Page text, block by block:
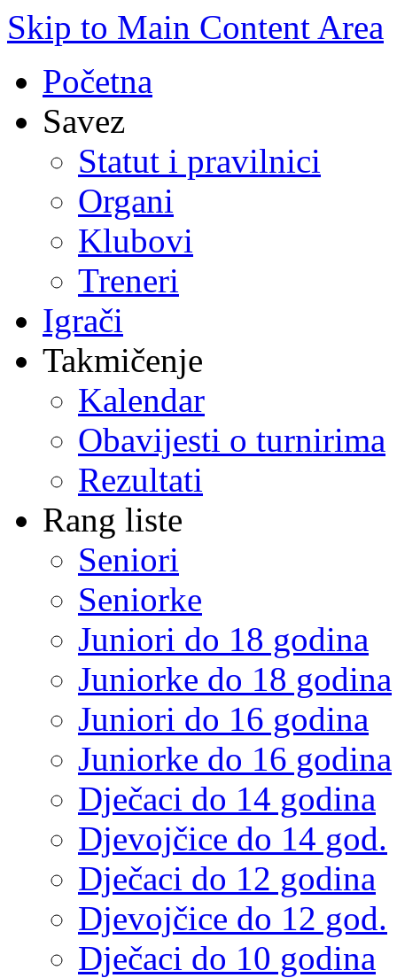
Skip to Main Content Area
Početna
Savez
Statut i pravilnici
Organi
Klubovi
Treneri
Igrači
Takmičenje
Kalendar
Obavijesti o turnirima
Rezultati
Rang liste
Seniori
Seniorke
Juniori do 18 godina
Juniorke do 18 godina
Juniori do 16 godina
Juniorke do 16 godina
Dječaci do 14 godina
Djevojčice do 14 god.
Dječaci do 12 godina
Djevojčice do 12 god.
Dječaci do 10 godina